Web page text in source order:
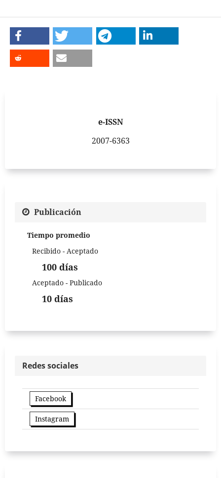
e-ISSN
2007-6363
Publicación
Tiempo promedio
Recibido - Aceptado
100 días
Aceptado - Publicado
10 días
Redes sociales
Facebook
Instagram